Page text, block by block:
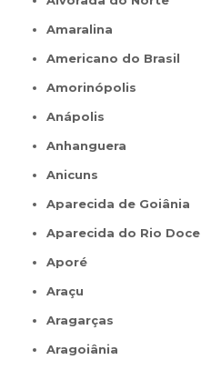
Amaralina
Americano do Brasil
Amorinópolis
Anápolis
Anhanguera
Anicuns
Aparecida de Goiânia
Aparecida do Rio Doce
Aporé
Araçu
Aragarças
Aragoiânia